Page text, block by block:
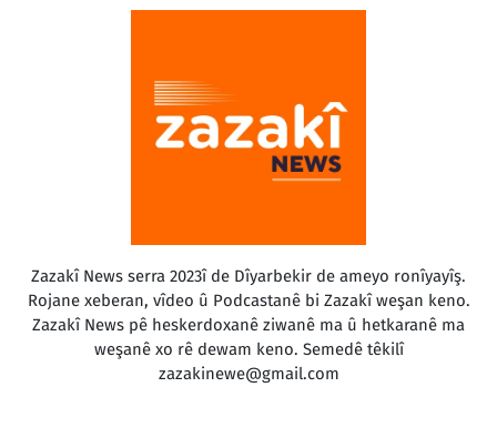
Zazakî News serra 2023î de Dîyarbekir de ameyo ronîyayîş.
Rojane xeberan, vîdeo û Podcastanê bi Zazakî weşan keno.
Zazakî News pê heskerdoxanê ziwanê ma û hetkaranê ma
weşanê xo rê dewam keno. Semedê têkilî
zazakinewe@gmail.com